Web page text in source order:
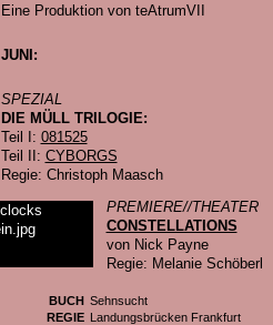
Eine Produktion von teAtrumVII
JUNI:
SPEZIAL
DIE MÜLL TRILOGIE:
Teil I: 081525
Teil II: CYBORGS
Regie: Christoph Maasch
PREMIERE//THEATER
CONSTELLATIONS
von Nick Payne
Regie: Melanie Schöberl
BUCH Sehnsucht
REGIE Landungsbrücken Frankfurt